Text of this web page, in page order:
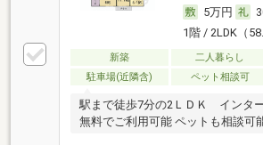
5万円
1階 / 2LDK（
新築 二人暮らし
駐車場(近隣含)
ペット相談可
駅まで徒歩7分の2ＬＤＫ インター
無料でご利用可能 ペットも相談可